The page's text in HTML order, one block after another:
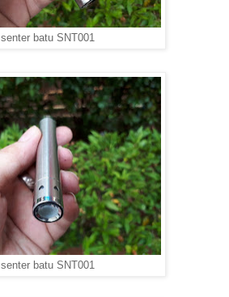
senter batu SNT001
senter batu SNT001